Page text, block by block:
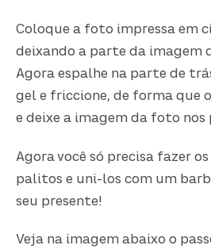
Coloque a foto impressa em
deixando a parte da imagem
Agora espalhe na parte de
gel e friccione, de forma que
e deixe a imagem da foto
Agora você só precisa fazer
palitos e uni-los com um
seu presente!
Veja na imagem abaixo o